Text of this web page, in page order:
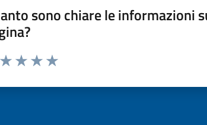
sono chiare le informazioni
da 1 a 5 stelle la pagina